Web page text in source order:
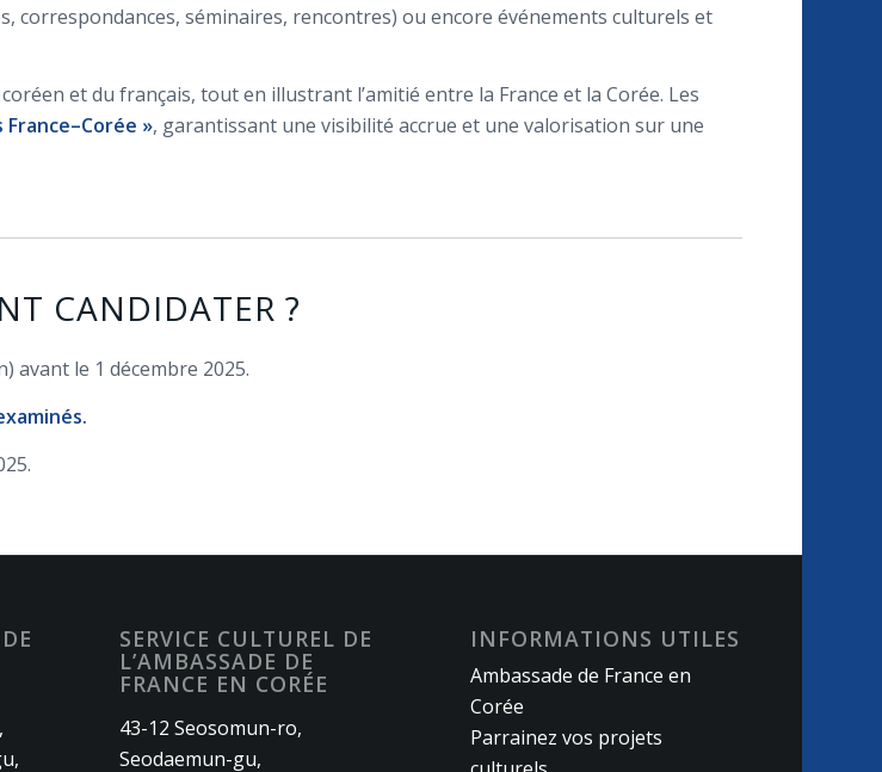
correspondances, séminaires, rencontres) ou encore événements culturels et
et du français, tout en illustrant l’amitié entre la France et la Corée. Les
France–Corée », garantissant une visibilité accrue et une valorisation sur une
CANDIDATER ?
avant le 1 décembre 2025.
SERVICE CULTUREL DE
L’AMBASSADE DE
FRANCE EN CORÉE
43-12 Seosomun-ro,
Seodaemun-gu,
INFORMATIONS UTILES
Ambassade de France en
Corée
Parrainez vos projets